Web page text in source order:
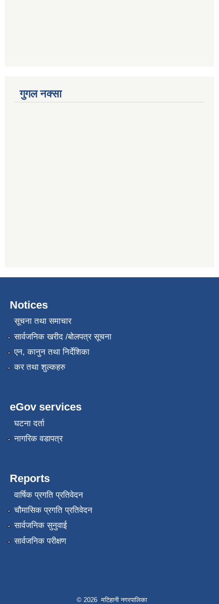
गुगल नक्सा
Notices
सूचना तथा समाचार
सार्वजनिक खरीद /बोलपत्र सूचना
एन, कानुन तथा निर्देशिका
कर तथा शुल्कहरु
eGov services
घटना दर्ता
नागरिक वडापत्र
Reports
वार्षिक प्रगति प्रतिवेदन
चौमासिक प्रगति प्रतिवेदन
सार्वजनिक सुनुवाई
सार्वजनिक परीक्षण
© 2026 मटिहानी नगरपालिका